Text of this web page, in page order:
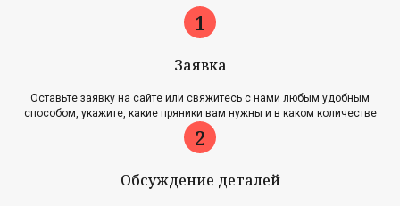
Заявка
Оставьте заявку на сайте или свяжитесь с нами любым удобным
способом, укажите, какие пряники вам нужны и в каком количестве
Обсуждение деталей